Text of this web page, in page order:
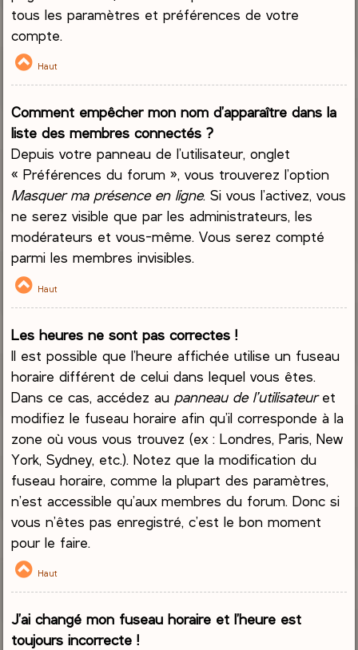
tous les paramètres et préférences de votre
compte.
Haut
Comment empêcher mon nom d’apparaître dans la
liste des membres connectés ?
Depuis votre panneau de l’utilisateur, onglet
« Préférences du forum », vous trouverez l’option
Masquer ma présence en ligne. Si vous l’activez, vous
ne serez visible que par les administrateurs, les
modérateurs et vous-même. Vous serez compté
parmi les membres invisibles.
Haut
Les heures ne sont pas correctes !
Il est possible que l’heure affichée utilise un fuseau
horaire différent de celui dans lequel vous êtes.
Dans ce cas, accédez au panneau de l’utilisateuret
modifiez le fuseau horaire afin qu’il corresponde à la
zone où vous vous trouvez (ex : Londres, Paris, New
York, Sydney, etc.). Notez que la modification du
fuseau horaire, comme la plupart des paramètres,
n’est accessible qu’aux membres du forum. Donc si
vous n’êtes pas enregistré, c’est le bon moment
pour le faire.
Haut
J’ai changé mon fuseau horaire et l’heure est
toujours incorrecte !